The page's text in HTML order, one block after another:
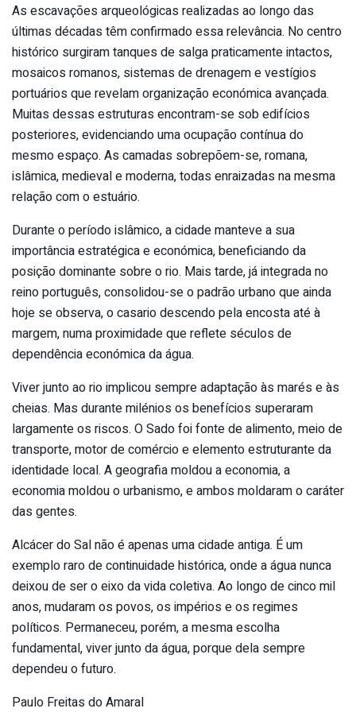
As escavações arqueológicas realizadas ao longo das
últimas décadas têm confirmado essa relevância. No centro
histórico surgiram tanques de salga praticamente intactos,
mosaicos romanos, sistemas de drenagem e vestígios
portuários que revelam organização económica avançada.
Muitas dessas estruturas encontram-se sob edifícios
posteriores, evidenciando uma ocupação contínua do
mesmo espaço. As camadas sobrepõem-se, romana,
islâmica, medieval e moderna, todas enraizadas na mesma
relação com o estuário.
Durante o período islâmico, a cidade manteve a sua
importância estratégica e económica, beneficiando da
posição dominante sobre o rio. Mais tarde, já integrada no
reino português, consolidou-se o padrão urbano que ainda
hoje se observa, o casario descendo pela encosta até à
margem, numa proximidade que reflete séculos de
dependência económica da água.
Viver junto ao rio implicou sempre adaptação às marés e às
cheias. Mas durante milénios os benefícios superaram
largamente os riscos. O Sado foi fonte de alimento, meio de
transporte, motor de comércio e elemento estruturante da
identidade local. A geografia moldou a economia, a
economia moldou o urbanismo, e ambos moldaram o caráter
das gentes.
Alcácer do Sal não é apenas uma cidade antiga. É um
exemplo raro de continuidade histórica, onde a água nunca
deixou de ser o eixo da vida coletiva. Ao longo de cinco mil
anos, mudaram os povos, os impérios e os regimes
políticos. Permaneceu, porém, a mesma escolha
fundamental, viver junto da água, porque dela sempre
dependeu o futuro.
Paulo Freitas do Amaral